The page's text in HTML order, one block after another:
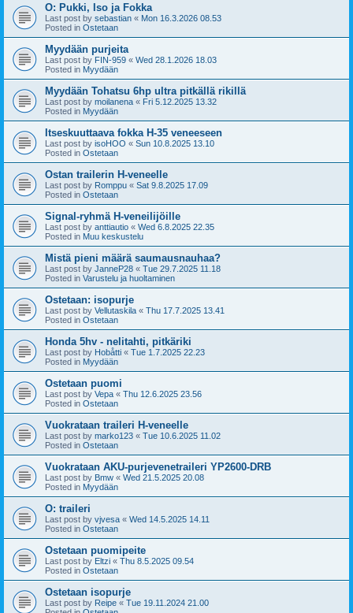
O: Pukki, Iso ja Fokka
Last post by sebastian « Mon 16.3.2026 08.53
Posted in Ostetaan
Myydään purjeita
Last post by FIN-959 « Wed 28.1.2026 18.03
Posted in Myydään
Myydään Tohatsu 6hp ultra pitkällä rikillä
Last post by moilanena « Fri 5.12.2025 13.32
Posted in Myydään
Itseskuuttaava fokka H-35 veneeseen
Last post by isoHOO « Sun 10.8.2025 13.10
Posted in Ostetaan
Ostan trailerin H-veneelle
Last post by Romppu « Sat 9.8.2025 17.09
Posted in Ostetaan
Signal-ryhmä H-veneilijöille
Last post by anttiautio « Wed 6.8.2025 22.35
Posted in Muu keskustelu
Mistä pieni määrä saumausnauhaa?
Last post by JanneP28 « Tue 29.7.2025 11.18
Posted in Varustelu ja huoltaminen
Ostetaan: isopurje
Last post by Vellutaskila « Thu 17.7.2025 13.41
Posted in Ostetaan
Honda 5hv - nelitahti, pitkäriki
Last post by Hobåtti « Tue 1.7.2025 22.23
Posted in Myydään
Ostetaan puomi
Last post by Vepa « Thu 12.6.2025 23.56
Posted in Ostetaan
Vuokrataan traileri H-veneelle
Last post by marko123 « Tue 10.6.2025 11.02
Posted in Ostetaan
Vuokrataan AKU-purjevenetraileri YP2600-DRB
Last post by Bmw « Wed 21.5.2025 20.08
Posted in Myydään
O: traileri
Last post by vjvesa « Wed 14.5.2025 14.11
Posted in Ostetaan
Ostetaan puomipeite
Last post by Eltzi « Thu 8.5.2025 09.54
Posted in Ostetaan
Ostetaan isopurje
Last post by Reipe « Tue 19.11.2024 21.00